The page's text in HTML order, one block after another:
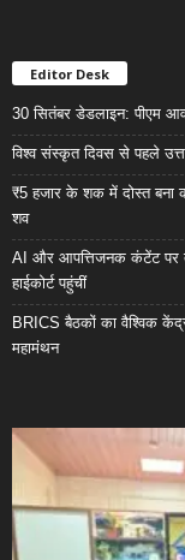
Editor Desk
30 सितंबर डेडलाइन: पीएम
विश्व संस्कृत दिवस से पहले
₹5 हजार के शक में दोस्त बना
शव
AI और आपत्तिजनक कंटेंट पर
हाईकोर्ट पहुंचीं
BRICS बैठकों का वैश्विक केंद्र
महामंथन